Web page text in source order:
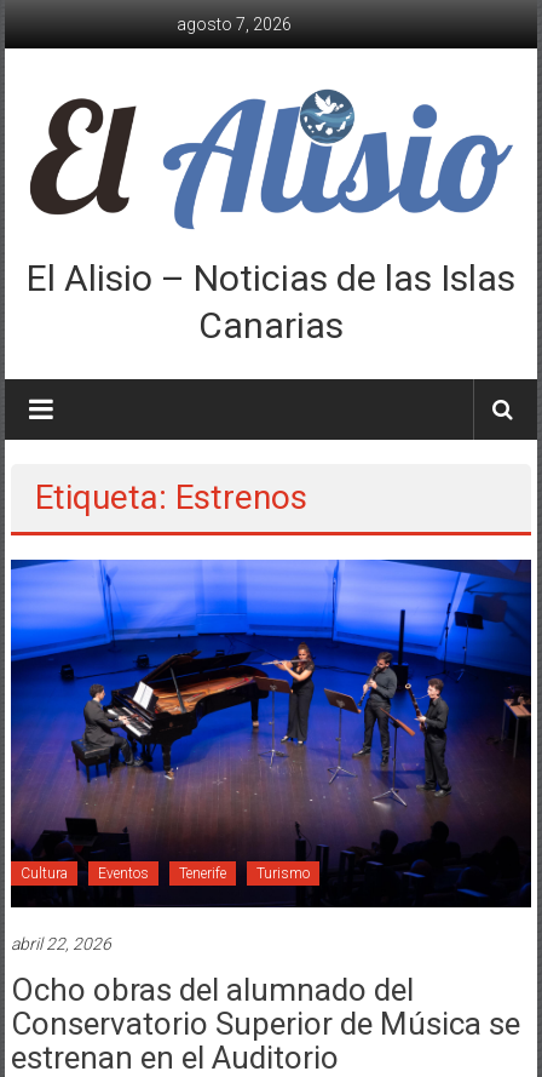
agosto 7, 2026
El Alisio – Noticias de las Islas
Canarias
Etiqueta: Estrenos
Cultura Eventos Tenerife Turismo
abril 22, 2026
Ocho obras del alumnado del
Conservatorio Superior de Música se
estrenan en el Auditorio